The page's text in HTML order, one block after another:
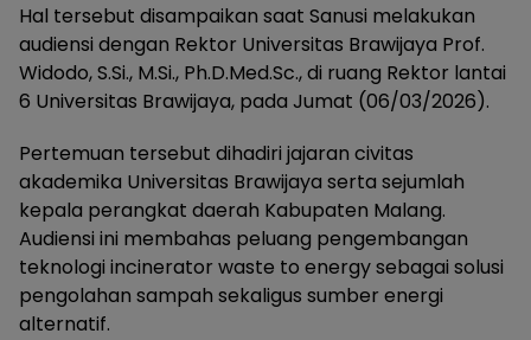
Hal tersebut disampaikan saat Sanusi melakukan
audiensi dengan Rektor Universitas Brawijaya Prof.
Widodo, S.Si., M.Si., Ph.D.Med.Sc., di ruang Rektor lantai
6 Universitas Brawijaya, pada Jumat (06/03/2026).
Pertemuan tersebut dihadiri jajaran civitas
akademika Universitas Brawijaya serta sejumlah
kepala perangkat daerah Kabupaten Malang.
Audiensi ini membahas peluang pengembangan
teknologi incinerator waste to energy sebagai solusi
pengolahan sampah sekaligus sumber energi
alternatif.